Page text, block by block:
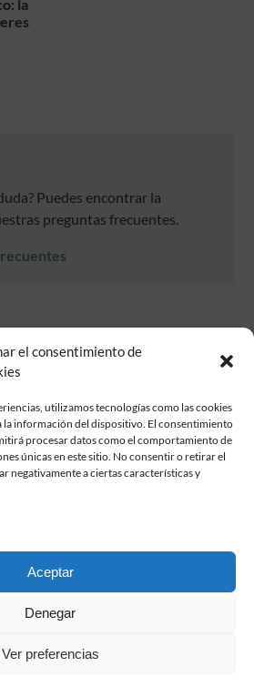
el consentimiento de
utilizamos tecnologías como las cookies
la información del dispositivo. El consentimiento
procesar datos como el comportamiento de
únicas en este sitio. No consentir o retirar el
negativamente a ciertas características y
Aceptar
Denegar
Ver preferencias
la
Puedes encontrar la
preguntas frecuentes.
de Estudios Clásicos
107. Madrid, 28006.
915617236
reservados © Fundación Pastor. Sitio web
de contratación
Aviso legal